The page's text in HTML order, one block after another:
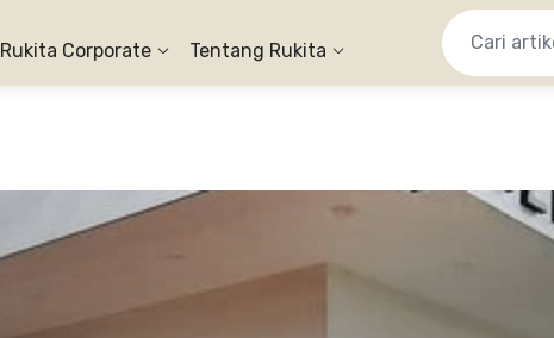
Rukita Corporate Tentang Rukita